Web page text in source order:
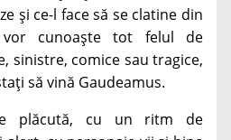
și ce-l face să se clatine din
vor cunoaște tot felul de
sinistre, comice sau tragice,
să vină Gaudeamus.
plăcută, cu un ritm de